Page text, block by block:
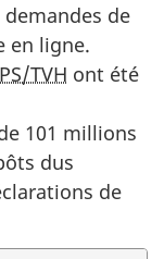
de
en ligne.
TVH ont été
101 millions
dus
de